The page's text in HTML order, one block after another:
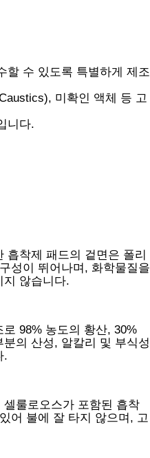
할 수 있도록 특별하게 제조
미확인 액체 등 고
니다.
흡착제 패드의 겉면은 폴리
성이 뛰어나며, 화학물질을
지 않습니다.
98% 농도의 황산, 30%
의 산성, 알칼리 및 부식성
.
룰로오스가 포함된 흡착
어 불에 잘 타지 않으며, 고